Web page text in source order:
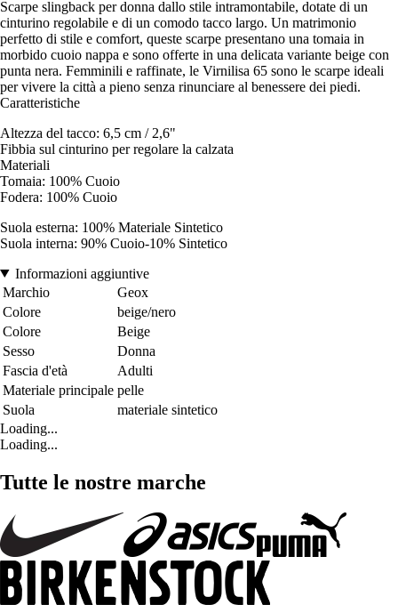
Scarpe slingback per donna dallo stile intramontabile, dotate di un
cinturino regolabile e di un comodo tacco largo. Un matrimonio
perfetto di stile e comfort, queste scarpe presentano una tomaia in
morbido cuoio nappa e sono offerte in una delicata variante beige con
punta nera. Femminili e raffinate, le Virnilisa 65 sono le scarpe ideali
per vivere la città a pieno senza rinunciare al benessere dei piedi.
Caratteristiche
Altezza del tacco: 6,5 cm / 2,6"
Fibbia sul cinturino per regolare la calzata
Materiali
Tomaia: 100% Cuoio
Fodera: 100% Cuoio
Suola esterna: 100% Materiale Sintetico
Suola interna: 90% Cuoio-10% Sintetico
Informazioni aggiuntive
Marchio
Geox
Colore
beige/nero
Colore
Beige
Sesso
Donna
Fascia d'età
Adulti
Materiale principale pelle
Suola
materiale sintetico
Loading...
Loading...
Tutte le nostre marche